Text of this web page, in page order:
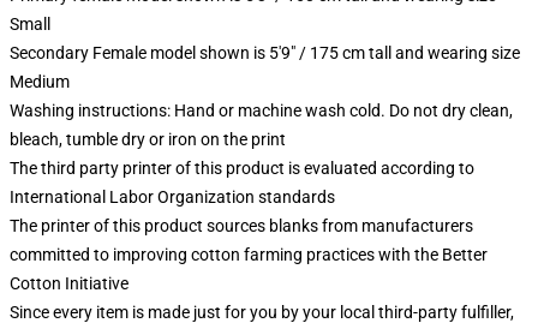
Small
Secondary Female model shown is 5'9" / 175 cm tall and wearing size
Medium
Washing instructions: Hand or machine wash cold. Do not dry clean,
bleach, tumble dry or iron on the print
The third party printer of this product is evaluated according to
International Labor Organization standards
The printer of this product sources blanks from manufacturers
committed to improving cotton farming practices with the Better
Cotton Initiative
Since every item is made just for you by your local third-party fulfiller,